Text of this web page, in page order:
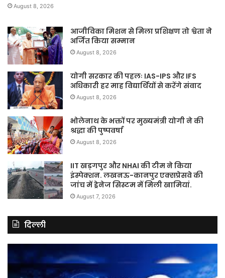
August 8, 2026
आजीविका मिशन से मिला प्रशिक्षण तो श्वेता ने
अर्जित किया सम्मान
August 8, 2026
योगी सरकार की पहलः IAS-IPS और IFS
अधिकारी हर माह विद्यार्थियों से करेंगे संवाद
August 8, 2026
भोलेनाथ के भक्तों पर मुख्यमंत्री योगी ने की
श्रद्धा की पुष्पवर्षा
August 8, 2026
IIT खड़गपुर और NHAI की टीम ने किया
इंस्पेक्शन. लखनऊ-कानपुर एक्सप्रेसवे की
जांच में ड्रेनेज सिस्टम में मिली खामियां.
August 7, 2026
दिल्ली